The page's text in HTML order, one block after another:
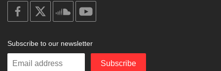
on
facebook
soundcloud
Subscribe to our newsletter
Enter
Subscribe